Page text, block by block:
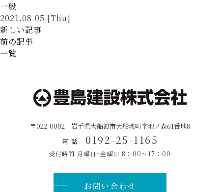
一般
2021.08.05 [Thu]
新しい記事
前の記事
一覧
〒022-0002 岩手県大船渡市大船渡町字地ノ森61番地8
電 話
0192-25-1165
受付時間 月曜日~金曜日 8：00〜17：00
お問い合わせ